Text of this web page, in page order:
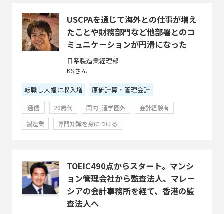
USCPAを通じて海外との仕事が増え
たことや財務部門など他部署とのコ
ミュニケーションが円滑になった
日系製造業経理部
KSさん
転職し大幅に収入増
原価計算・管理会計
通信 20歳代 国内_通学圏外
会計経験有
製造業
専門知識を身につける
TOEIC490点からスタート。マンシ
ョン管理会社から監査法人、マレー
シアの会計事務所を経て、香港の監
査法人へ